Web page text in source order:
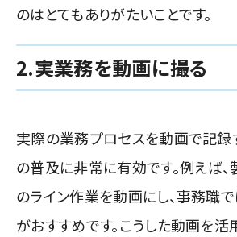
のはとてもありがたいことです。
2.実業務を動画に撮る
実際の業務プロセスを動画で記録
の普及に非常に有効です。例えば
のライン作業を動画にし、事務職
がおすすめです。こうした動画を活